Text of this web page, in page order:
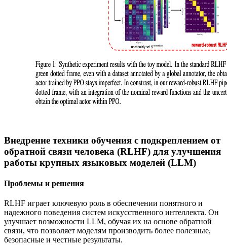
Внедрение техники обучения с подкреплением от
обратной связи человека (RLHF) для улучшения
работы крупных языковых моделей (LLM)
Проблемы и решения
RLHF играет ключевую роль в обеспечении понятного и
надежного поведения систем искусственного интеллекта. Он
улучшает возможности LLM, обучая их на основе обратной
связи, что позволяет моделям производить более полезные,
безопасные и честные результаты.